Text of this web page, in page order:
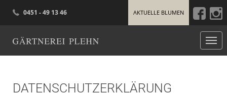
0451 - 49 13 46 AKTUELLE BLUMEN
DATENSCHUTZERKLÄRUNG